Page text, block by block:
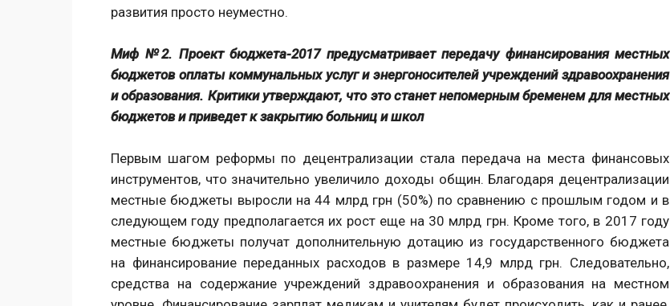
развития просто неуместно.
Миф №2. Проект бюджета-2017 предусматривает передачу финансирования местных
бюджетов оплаты коммунальных услуг и энергоносителей учреждений здравоохранения
и образования. Критики утверждают, что это станет непомерным бременем для местных
бюджетов и приведет к закрытию больниц и школ
Первым шагом реформы по децентрализации стала передача на места финансовых
инструментов, что значительно увеличило доходы общин. Благодаря децентрализации
местные бюджеты выросли на 44 млрд грн (50%) по сравнению с прошлым годом и в
следующем году предполагается их рост еще на 30 млрд грн. Кроме того, в 2017 году
местные бюджеты получат дополнительную дотацию из государственного бюджета
на финансирование переданных расходов в размере 14,9 млрд грн. Следовательно,
средства на содержание учреждений здравоохранения и образования на местном